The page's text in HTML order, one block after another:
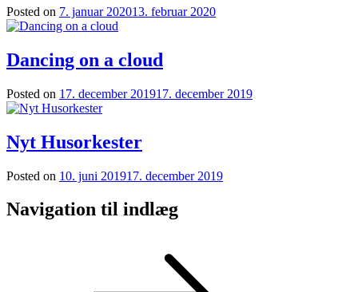
Posted on 7. januar 202013. februar 2020
Dancing on a cloud
Posted on 17. december 201917. december 2019
Nyt Husorkester
Posted on 10. juni 201917. december 2019
Navigation til indlæg